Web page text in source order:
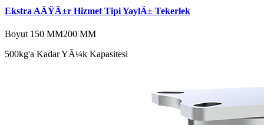
Ekstra AÄŸÄ±r Hizmet Tipi YaylÄ± Tekerlek
Boyut 150 MM200 MM
500kg'a Kadar YÃ¼k Kapasitesi